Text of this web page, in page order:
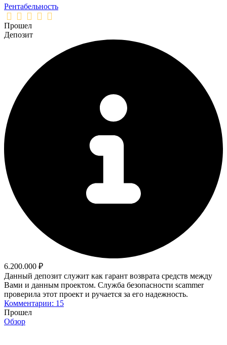
Рентабельность
Прошел
Депозит
6.200.000 ₽
Данный депозит служит как гарант возврата средств между
Вами и данным проектом. Служба безопасности scammer
проверила этот проект и ручается за его надежность.
Комментарии: 15
Прошел
Обзор